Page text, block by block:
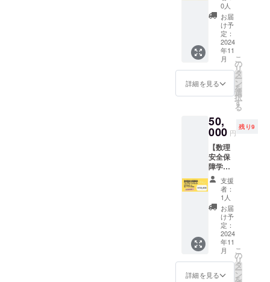
知らせ
致しま
す。
以内に
すべて
お使い
くださ
い。
参加OK
です。
＜開催
予定＞
2024年
11月～
12月の5
日間
開催予
県つく
ば市内
ルミカ
フェ」
で開催
しま
す。 住
所：〒
305-
0041
茨城県
つくば
市上広
岡407-1
※会場ま
での交
ス】 感
謝の気
持ちを
込め
て！ ・
感謝の
メール
・ス
テッ
カー1枚
ズ） ・
最新の
研究を
まとめ
たpdf
ファイ
ル ・今
回のセ
ミナー
に用い
たシ
ミュ
レー
ション
Mathe
matica
0人
お届
け予
定：
2024
年11
月
詳細を見る
こ
の
リ
タ
ー
ン
を
選
択
す
る
50,
000 円
残り9
【数理
安全保
障学コ
ンプ
リート
キット
コー
ス】 感
謝の気
持ちを
込め
て！ ・
感謝の
メール
支援
者：
1人
お届
け予
定：
2024
年11
月
詳細を見る
こ
の
リ
タ
ー
ン
を